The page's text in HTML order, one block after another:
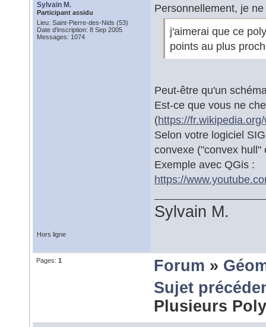
Sylvain M.
Participant assidu
Lieu: Saint-Pierre-des-Nids (53)
Date d'inscription: 8 Sep 2005
Messages: 1074
Personnellement, je
j'aimerai que ce
points au plus
Peut-être qu'un
Est-ce que vous ne
(https://
Selon votre logiciel
convexe ("convex hull"
Exemple avec QGis :
https://
Sylvain M.
Hors ligne
Pages: 1 Forum »
Sujet
Plusieurs